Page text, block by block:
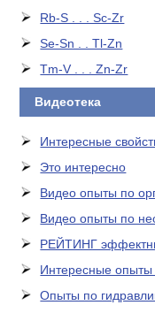
Rb-S . . . Sc-Zr
Se-Sn . . Tl-Zn
Tm-V . . . Zn-Zr
Видеотека
Интересные
Это интересно
Видео опыты по
Видео опыты по
РЕЙТИНГ
Интересные
Опыты по